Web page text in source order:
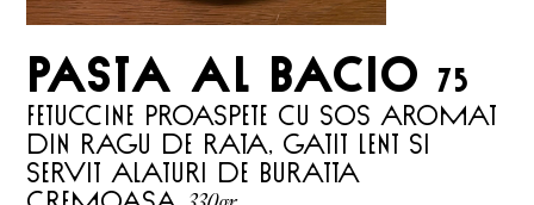
Pasta al Bacio 75
FETUCCINE PROASPETE CU SOS AROMAT
DIN RAGU DE RATA, GATIT LENT SI
SERVIT ALATURI DE BURATTA